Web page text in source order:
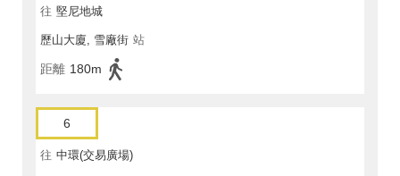
往 堅尼地城
歷山大廈, 雪廠街 站
距離 180m
6
往 中環(交易廣場)